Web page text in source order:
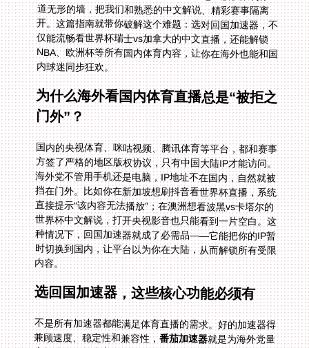
内球迷同步狂欢。
为什么海外看国内体育直播总是“被拒之
门外”？
国内的央视体育、咪咕视频、腾讯体育等平台，都和赛事
方签了严格的地区版权协议，只有中国大陆IP才能访问。
海外党不管用手机还是电脑，IP地址不在国内，自然就被
挡在门外。比如你在新加坡想刷抖音看世界杯直播，系统
直接提示“该内容无法播放”；在澳洲想看波黑vs卡塔尔的
世界杯中文解说，打开央视影音也只能看到一片空白。这
种情况下，回国加速器就成了必需品——它能把你的IP暂
时切换到国内，让平台以为你在大陆，从而解锁所有受限
内容。
选回国加速器，这些核心功能必须有
不是所有加速器都能满足体育直播的需求。好的加速器得
兼顾速度、稳定性和兼容性，番茄加速器就是为海外党量
身打造的：首先它有全球节点分布，覆盖亚洲、欧洲、美
洲等多个地区，打开APP后智能推荐最优线路——比如你
在加拿大想看瑞士vs加拿大的世界杯直播，它会自动匹配
延迟最低的回国节点，让画面几乎零卡顿；其次，它支持
Android、iOS、Windows、mac全平台，一人多端设备同
时用，你可以用手机看抖音世界杯直播，用电脑看NBA，
平板刷央视体育，互不干扰；再者，它提供稳定无限流
量，智能分流技术能把体育直播流量分到专用线路上，精
选的回国影音、游戏加速专线还保证独享100M带宽，就
算是4K直播也不会缓冲；另外，数据安全加密和专线传
输是基础，不用担心浏览记录泄露；最后，售后实时保障
很重要，番茄有专业的技术团队，遇到问题随时找客服，